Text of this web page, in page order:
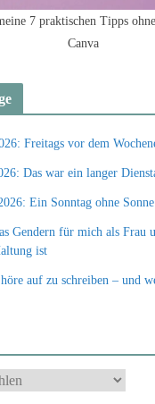
7 praktischen Tipps
Canva
Freitags vor dem
Das war ein langer
Ein Sonntag ohne Sonne
Gendern für mich als Frau
ist
auf zu schreiben – und